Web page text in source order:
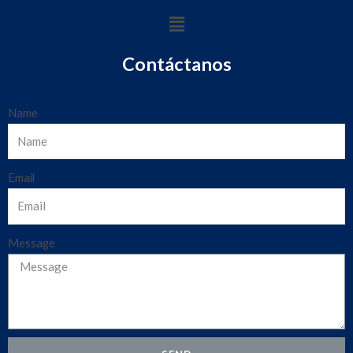
Contáctanos
Name
Email
Message